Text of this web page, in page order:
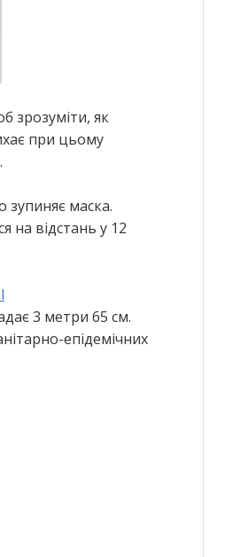
зрозуміти, як
при цьому
зупиняє маска.
на відстань у 12
3 метри 65 см.
епідемічних